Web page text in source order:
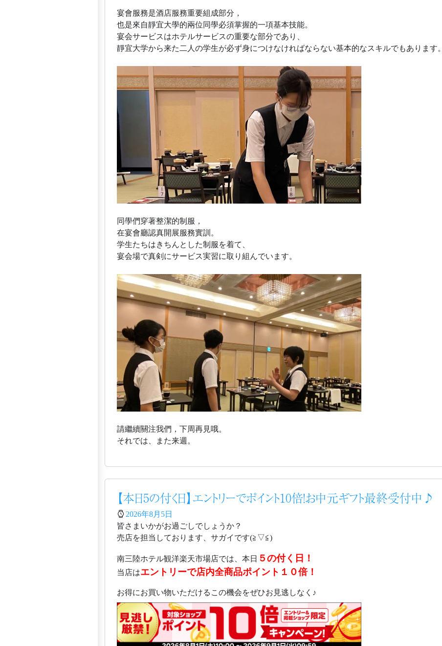
宴會服務是酒店服務重要組成部分，
也是來自靜宜大學的兩位同學必須掌握的一項基本技能。
宴会サービスはホテルサービスの重要な部分であり、
靜宜大学から来た二人の学生が必ず身につけなければならない基本的なスキルでもあります。
同學們穿著整潔的制服，
在宴會廳認真開展服務實訓。
学生たちはきちんとした制服を着て、
宴会場で真剣にサービス実習に取り組んでいます。
請繼續關注我們，下周再見哦。
それでは、また来週。
【本日5の付く日】エントリーでポイント10倍！お中元ギフト最終受付中♪
2026年8月5日
皆さまいかがお過ごしでしょうか？
売店を担当しております、サガイです(≧▽≦)
南三陸ホテル観洋楽天市場店では、本日 ５の付く日！
当店はエントリーで店内全商品ポイント１０倍！
お得にお買い物いただけるこの機会をぜひお見逃しなく♪